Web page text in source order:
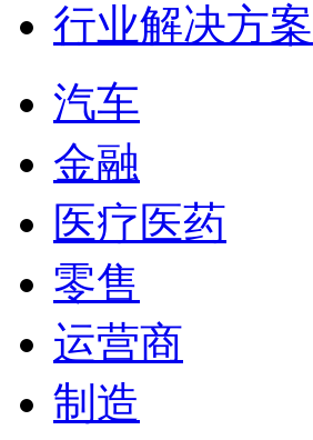
行业解决方案
汽车
金融
医疗医药
零售
运营商
制造